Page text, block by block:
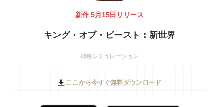
新作 5月15日リリース
キング・オブ・ビースト：新世界
戦略シミュレーション
ここから今すぐ無料ダウンロード